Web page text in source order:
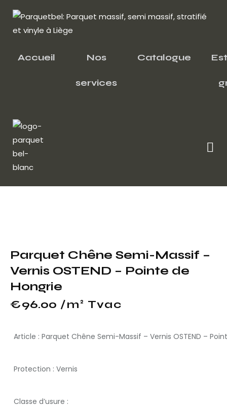
Accueil Nos
services
Catalogue
Parquet Chêne Semi-Massif –
Vernis OSTEND – Pointe de
Hongrie
€96.00 /m² Tvac
Article : Parquet Chêne Semi-Massif – Vernis OSTEND –
Protection : Vernis
Classe d’usure :